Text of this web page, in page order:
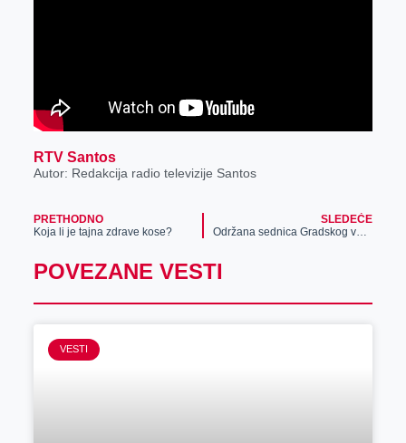
RTV Santos
Autor: Redakcija radio televizije Santos
PRETHODNO
Koja li je tajna zdrave kose?
SLEDEĆE
Održana sednica Gradskog veća
POVEZANE VESTI
VESTI